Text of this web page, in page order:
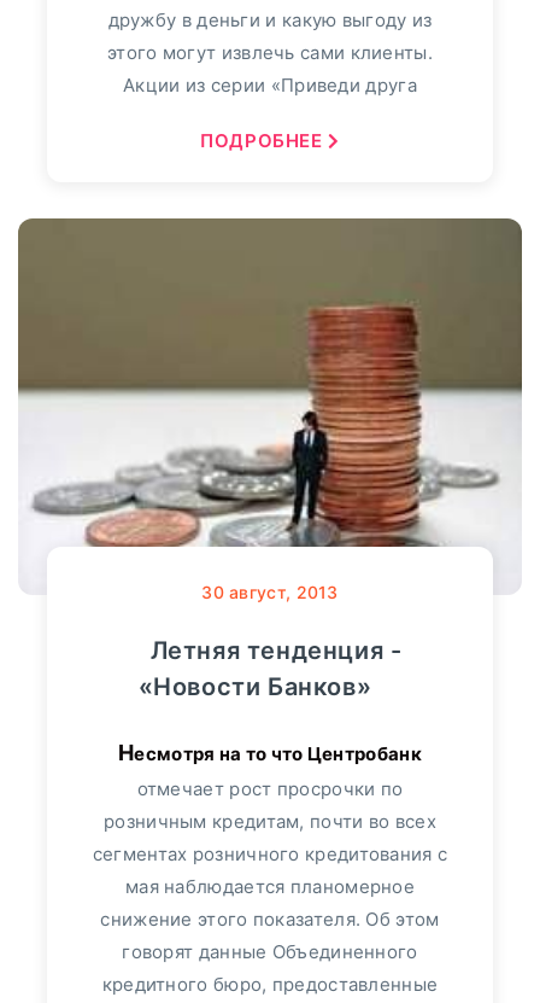
дружбу в деньги и какую выгоду из
этого могут извлечь сами клиенты.
Акции из серии «Приведи друга
ПОДРОБНЕЕ
30август, 2013
Летняя тенденция -
«Новости Банков»
Несмотря на то что Центробанк
отмечает рост просрочки по
розничным кредитам, почти во всех
сегментах розничного кредитования с
мая наблюдается планомерное
снижение этого показателя. Об этом
говорят данные Объединенного
кредитного бюро, предоставленные